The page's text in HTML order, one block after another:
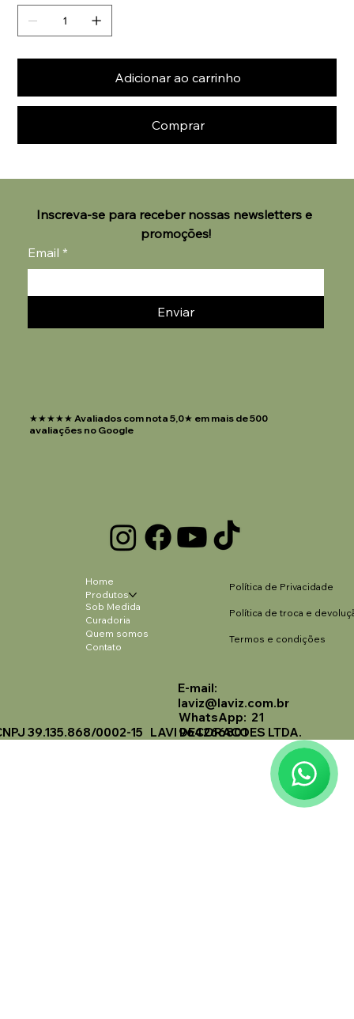
Adicionar ao carrinho
Comprar
Home
Produtos
Sob Medida
Curadoria
Quem somos
Contato
Política de Privacidade
Política de troca e
Termos e condições
Inscreva-se para receber nossas newsletters e
promoções!
Email *
Enviar
★★★★★ Avaliados com nota 5,0★ em mais de 500
avaliações no Google
E-mail:
laviz@laviz.com.br
WhatsApp: 21
964266801
39.135.868/0002-15 LAVI DECORACOES LTDA.
🗓️ Opening Hours: Mon-Fri 9:00 - 16:00
Laviz Home Decor